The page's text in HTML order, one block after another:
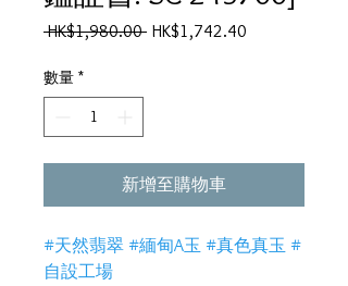
HK$1,980.00 一HK$1,742.40
數量 *
新增至購物車
#天然翡翠 #緬甸A玉 #真色真玉 #
自設工場